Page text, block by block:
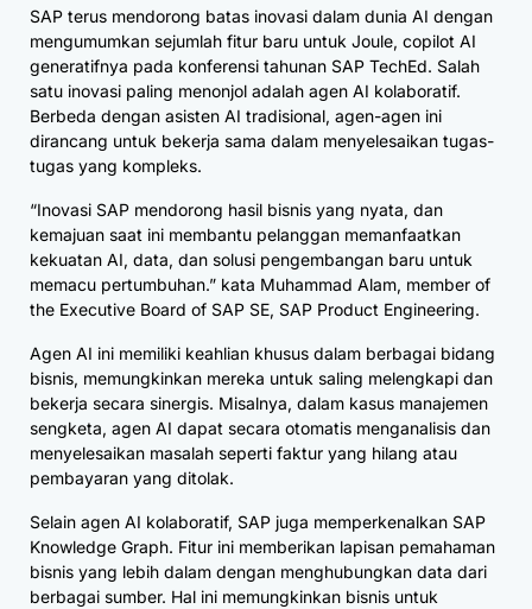
SAP terus mendorong batas inovasi dalam dunia AI dengan
mengumumkan sejumlah fitur baru untuk Joule, copilot AI
generatifnya pada konferensi tahunan SAP TechEd. Salah
satu inovasi paling menonjol adalah agen AI kolaboratif.
Berbeda dengan asisten AI tradisional, agen-agen ini
dirancang untuk bekerja sama dalam menyelesaikan tugas-
tugas yang kompleks.
“Inovasi SAP mendorong hasil bisnis yang nyata, dan
kemajuan saat ini membantu pelanggan memanfaatkan
kekuatan AI, data, dan solusi pengembangan baru untuk
memacu pertumbuhan.” kata Muhammad Alam, member of
the Executive Board of SAP SE, SAP Product Engineering.
Agen AI ini memiliki keahlian khusus dalam berbagai bidang
bisnis, memungkinkan mereka untuk saling melengkapi dan
bekerja secara sinergis. Misalnya, dalam kasus manajemen
sengketa, agen AI dapat secara otomatis menganalisis dan
menyelesaikan masalah seperti faktur yang hilang atau
pembayaran yang ditolak.
Selain agen AI kolaboratif, SAP juga memperkenalkan SAP
Knowledge Graph. Fitur ini memberikan lapisan pemahaman
bisnis yang lebih dalam dengan menghubungkan data dari
berbagai sumber. Hal ini memungkinkan bisnis untuk